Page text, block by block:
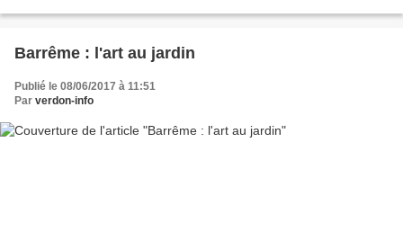
Barrême : l'art au jardin
Publié le 08/06/2017 à 11:51
Par verdon-info